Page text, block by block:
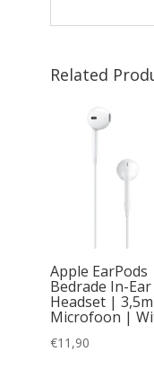
Related
Apple EarPods
Bedrade In-Ear
Headset |
Microfoon |
€11,90